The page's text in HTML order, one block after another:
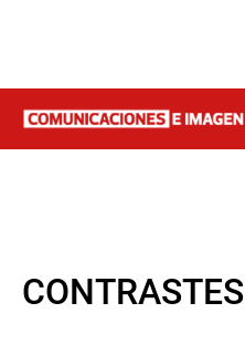
CONTRASTES